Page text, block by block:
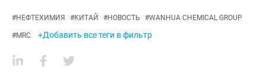
#НЕФТЕХИМИЯ #КИТАЙ #НОВОСТЬ #WANHUA CHEMICAL GROUP
#MRC +Добавить все теги в фильтр